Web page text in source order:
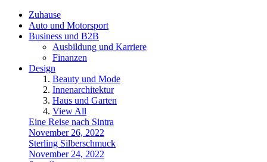
Zuhause
Auto und Motorsport
Business und B2B
Ausbildung und Karriere
Finanzen
Design
Beauty und Mode
Innenarchitektur
Haus und Garten
View All
Eine Reise nach Sintra
November 26, 2022
Sterling Silberschmuck
November 24, 2022